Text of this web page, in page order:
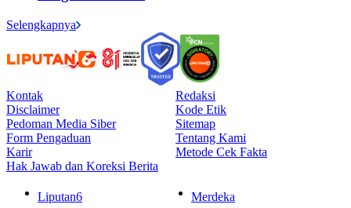
Selengkapnya
Kontak
Redaksi
Disclaimer
Kode Etik
Pedoman Media Siber
Sitemap
Form Pengaduan
Tentang Kami
Karir
Metode Cek Fakta
Hak Jawab dan Koreksi Berita
Liputan6
Merdeka